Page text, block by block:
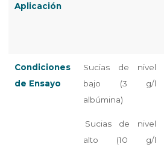
Aplicación
Condiciones
de Ensayo
Sucias de nivel
bajo (3 g/l
albúmina)
Sucias de nivel
alto (10 g/l